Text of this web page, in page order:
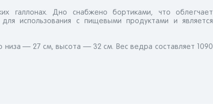
галлонах. Дно снабжено бортиками, что облегчает
использования с пищевыми продуктами и является
— 27 см, высота — 32 см. Вес ведра составляет 1090